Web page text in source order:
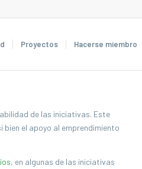
Proyectos Hacerse miembro
de las iniciativas. Este
el apoyo al emprendimiento
, en algunas de las iniciativas